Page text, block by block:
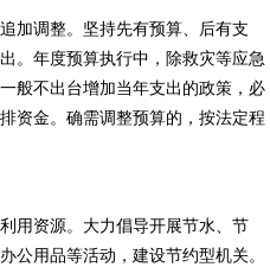
加调整。坚持先有预算、后有支
。年度预算执行中，除救灾等应急
般不出台增加当年支出的政策，必
资金。确需调整预算的，按法定程
用资源。大力倡导开展节水、节
公用品等活动，建设节约型机关。